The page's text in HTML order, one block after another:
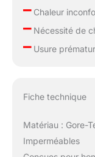
–Chaleur
–Nécessité de
–Usure
Fiche technique
Matériau : Gore-
Imperméables